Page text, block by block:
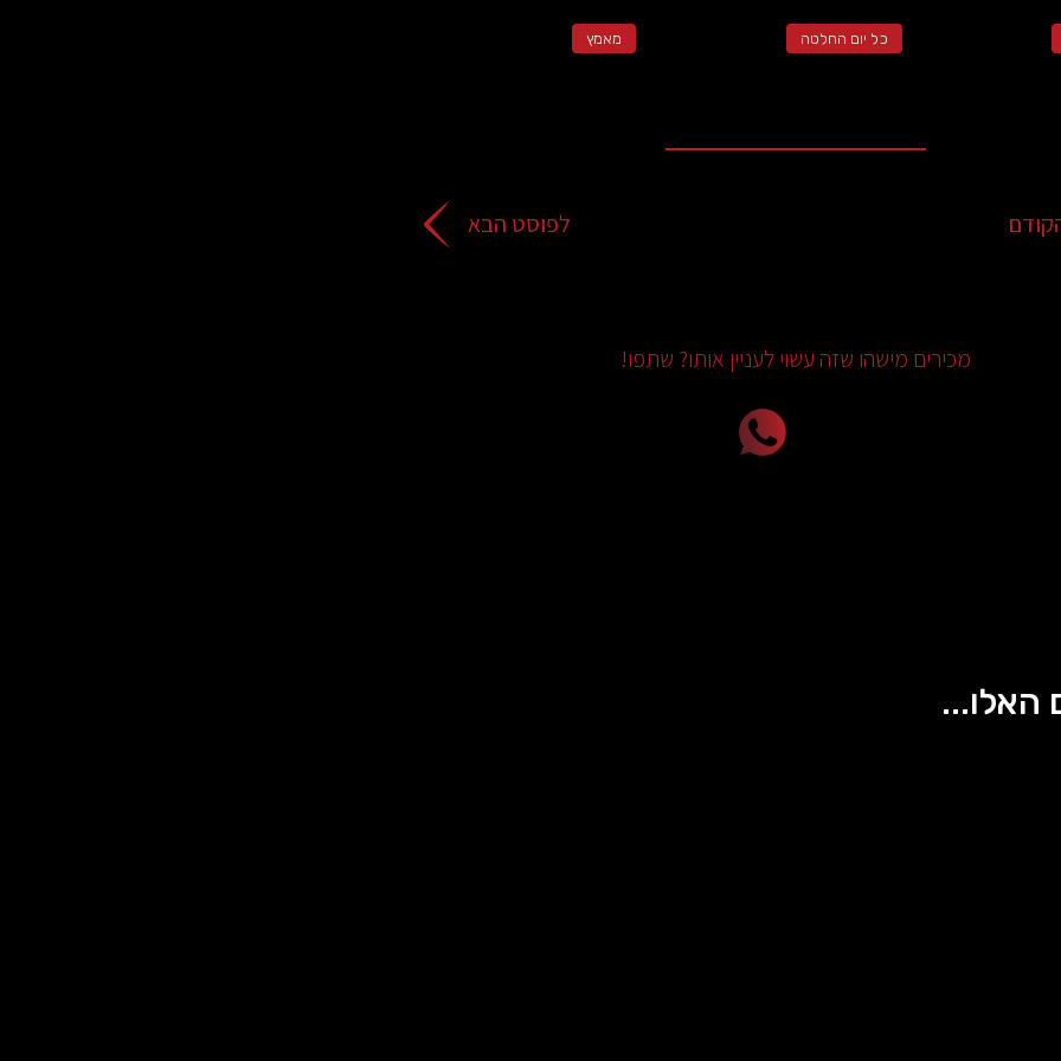
כל יום החלטה מאמץ
לפוסט הבא
מכירים מישהו שזה עשוי לעניין אותו? שתפו!
האלו...